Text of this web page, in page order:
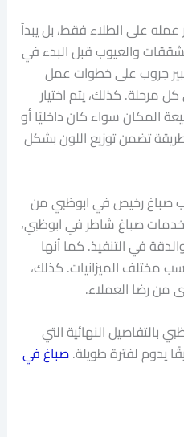
عمله على الطلاء فقط، بل يبدأ
والعيوب قبل البدء في
جروب على خطوات عمل
كذلك، يتم اختيار
المكان سواء كان داخليًا أو
تضمن توزيع اللون بشكل
صباغ رخيص في ابوظبي من
صباغ شاطر في ابوظبي،
في التنفيذ. كما أنها
مختلف الميزانيات. كذلك،
رضا العملاء.
بالتفاصيل النهائية التي
يدوم لفترة طويلة.صباغ في